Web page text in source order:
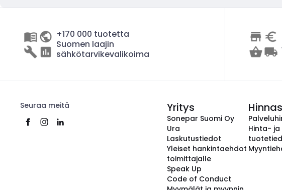
+170 000 tuotetta
Suomen laajin
sähkötarvikevalikoima
Seuraa meitä Yritys
Sonepar Suomi Oy
Ura
Laskutustiedot
Yleiset hankintaehdot
toimittajalle
Speak Up
Code of Conduct
Hinta- ja